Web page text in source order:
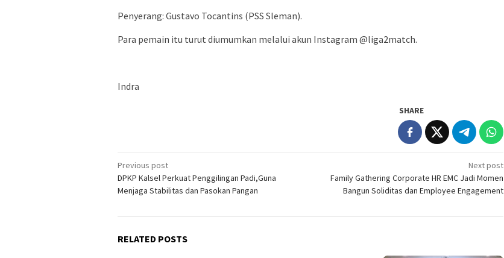
Penyerang: Gustavo Tocantins (PSS Sleman).
Para pemain itu turut diumumkan melalui akun Instagram @liga2match.
Indra
SHARE
Post
navigation
Previous post
DPKP Kalsel Perkuat Penggilingan Padi,Guna
Menjaga Stabilitas dan Pasokan Pangan
Next post
Family Gathering Corporate HR EMC Jadi Momen
Bangun Soliditas dan Employee Engagement
RELATED POSTS